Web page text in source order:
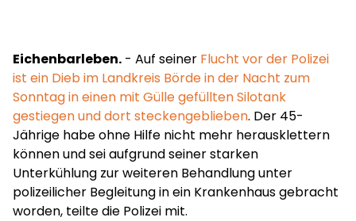
Eichenbarleben. - Auf seiner Flucht vor der Polizei
ist ein Dieb im Landkreis Börde in der Nacht zum
Sonntag in einen mit Gülle gefüllten Silotank
gestiegen und dort steckengeblieben. Der 45-
Jährige habe ohne Hilfe nicht mehr herausklettern
können und sei aufgrund seiner starken
Unterkühlung zur weiteren Behandlung unter
polizeilicher Begleitung in ein Krankenhaus gebracht
worden, teilte die Polizei mit.